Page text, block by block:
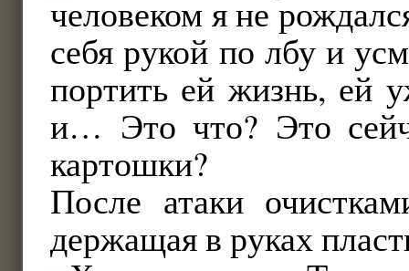
человеком я не
себя рукой по лбу и
портить ей жизнь, ей
и… Это что? Это
картошки?
После атаки
держащая в руках